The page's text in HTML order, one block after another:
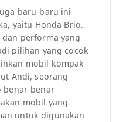
baru-baru ini
yaitu Honda Brio.
performa yang
pilihan yang cocok
mobil kompak
Andi, seorang
benar-benar
mobil yang
untuk digunakan